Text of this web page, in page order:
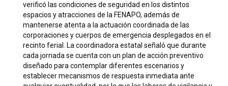
verificó las condiciones de seguridad en los distintos
espacios y atracciones de la FENAPO, además de
mantenerse atenta a la actuación coordinada de las
corporaciones y cuerpos de emergencia desplegados en el
recinto ferial. La coordinadora estatal señaló que durante
cada jornada se cuenta con un plan de acción preventivo
diseñado para contemplar diferentes escenarios y
establecer mecanismos de respuesta inmediata ante